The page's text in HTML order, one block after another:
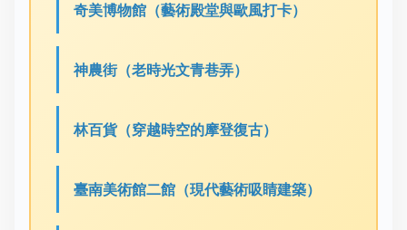
奇美博物館（藝術殿堂與歐風打卡）
神農街（老時光文青巷弄）
林百貨（穿越時空的摩登復古）
臺南美術館二館（現代藝術吸睛建築）